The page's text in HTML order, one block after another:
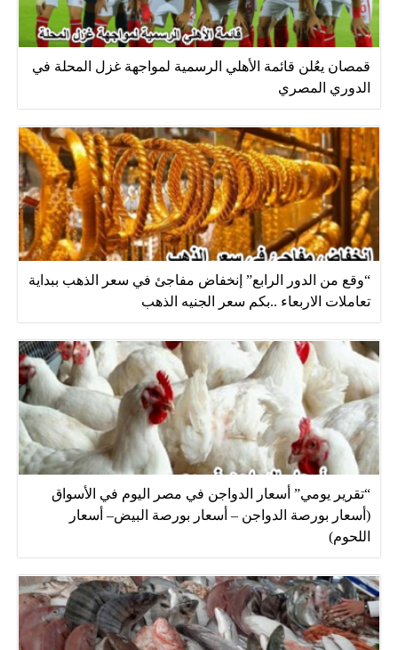
قمصان يعُلن قائمة الأهلي الرسمية لمواجهة غزل المحلة في
الدوري المصري
“وقع من الدور الرابع” إنخفاض مفاجئ في سعر الذهب ببداية
تعاملات الاربعاء ..بكم سعر الجنيه الذهب
“تقرير يومي” أسعار الدواجن في مصر اليوم في الأسواق
(أسعار بورصة الدواجن – أسعار بورصة البيض– أسعار
اللحوم)